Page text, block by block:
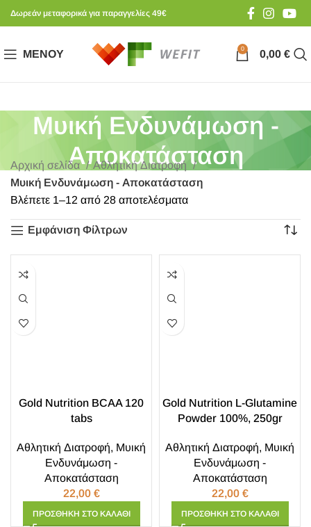
Δωρεάν μεταφορικά για παραγγελίες 49€
ΜΕΝΟΎ 0 0,00 €
Μυική Ενδυνάμωση -
Αποκατάσταση
Αρχική σελίδα
Αθλητική Διατροφή
Μυική Ενδυνάμωση - Αποκατάσταση
Βλέπετε 1–12 από 28 αποτελέσματα
Εμφάνιση Φίλτρων
Gold Nutrition BCAA 120
tabs
Αθλητική Διατροφή, Μυική
Ενδυνάμωση -
Αποκατάσταση
22,00 €
ΠΡΟΣΘΉΚΗ ΣΤΟ ΚΑΛΆΘΙ
Gold Nutrition L-Glutamine
Powder 100%, 250gr
Αθλητική Διατροφή, Μυική
Ενδυνάμωση -
Αποκατάσταση
22,00 €
ΠΡΟΣΘΉΚΗ ΣΤΟ ΚΑΛΆΘΙ